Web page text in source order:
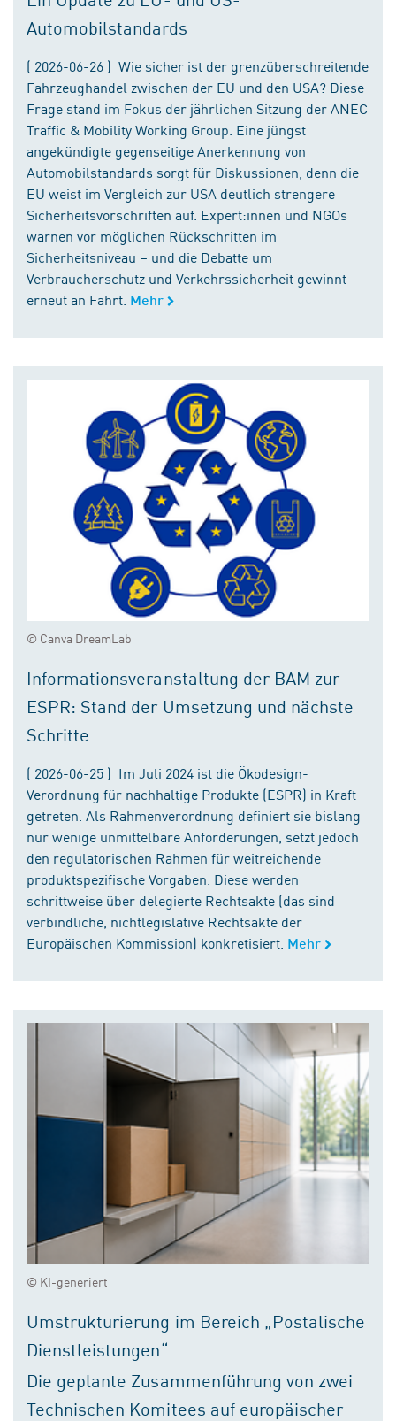
Automobilstandards
( 2026-06-26 ) Wie sicher ist der grenzüberschreitende
Fahrzeughandel zwischen der EU und den USA? Diese
Frage stand im Fokus der jährlichen Sitzung der ANEC
Traffic & Mobility Working Group. Eine jüngst
angekündigte gegenseitige Anerkennung von
Automobilstandards sorgt für Diskussionen, denn die
EU weist im Vergleich zur USA deutlich strengere
Sicherheitsvorschriften auf. Expert:innen und NGOs
warnen vor möglichen Rückschritten im
Sicherheitsniveau – und die Debatte um
Verbraucherschutz und Verkehrssicherheit gewinnt
erneut an Fahrt. Mehr
© Canva DreamLab
Informationsveranstaltung der BAM zur
ESPR: Stand der Umsetzung und nächste
Schritte
( 2026-06-25 ) Im Juli 2024 ist die Ökodesign-
Verordnung für nachhaltige Produkte (ESPR) in Kraft
getreten. Als Rahmenverordnung definiert sie bislang
nur wenige unmittelbare Anforderungen, setzt jedoch
den regulatorischen Rahmen für weitreichende
produktspezifische Vorgaben. Diese werden
schrittweise über delegierte Rechtsakte (das sind
verbindliche, nichtlegislative Rechtsakte der
Europäischen Kommission) konkretisiert. Mehr
© KI-generiert
Umstrukturierung im Bereich „Postalische
Dienstleistungen“
Die geplante Zusammenführung von zwei
Technischen Komitees auf europäischer